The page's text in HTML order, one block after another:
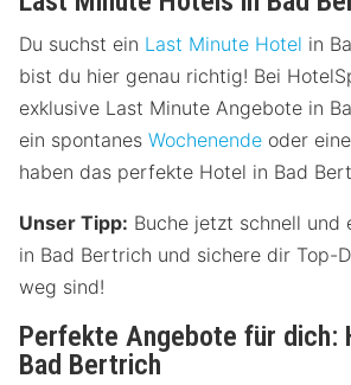
Du suchst ein Last Minute Hotel in
bist du hier genau richtig! Bei
exklusive Last Minute Angebote in
ein spontanes Wochenende oder
haben das perfekte Hotel in Bad
Unser Tipp: Buche jetzt schnell und
in Bad Bertrich und sichere dir Top-
weg sind!
Perfekte Angebote für dich:
Bad Bertrich